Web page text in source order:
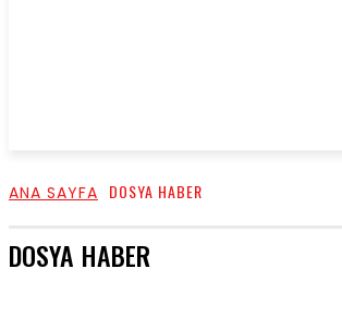
ANA SAYFA DOSYA HABER
DOSYA HABER